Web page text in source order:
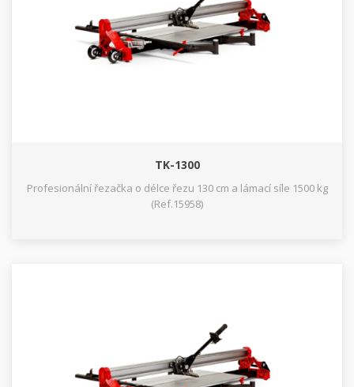
TK-1300
Profesionální řezačka o délce řezu 130 cm a lámací síle 1500 kg
(Ref.15958)